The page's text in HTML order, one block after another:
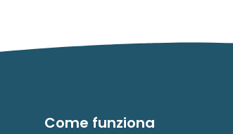
Come funziona